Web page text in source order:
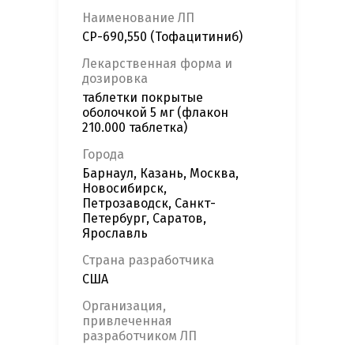
Наименование ЛП
CP-690,550 (Тофацитиниб)
Лекарственная форма и
дозировка
таблетки покрытые
оболочкой 5 мг (флакон
210.000 таблетка)
Города
Барнаул, Казань, Москва,
Новосибирск,
Петрозаводск, Санкт-
Петербург, Саратов,
Ярославль
Страна разработчика
США
Организация,
привлеченная
разработчиком ЛП